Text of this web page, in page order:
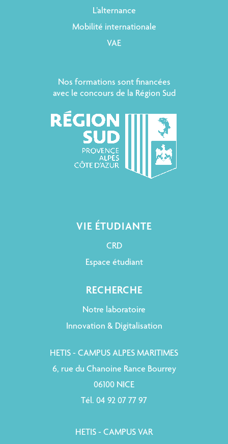
L’alternance
Mobilité internationale
VAE
Nos formations sont financées
avec le concours de la Région Sud
VIE ÉTUDIANTE
CRD
Espace étudiant
RECHERCHE
Notre laboratoire
Innovation & Digitalisation
HETIS - CAMPUS ALPES MARITIMES
6, rue du Chanoine Rance Bourrey
06100 NICE
Tél. 04 92 07 77 97
HETIS - CAMPUS VAR